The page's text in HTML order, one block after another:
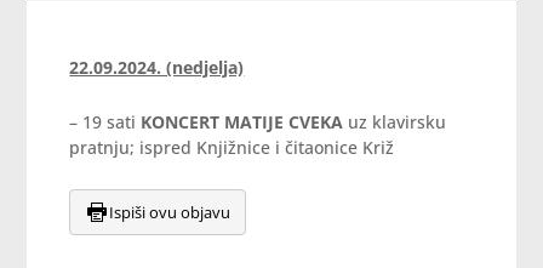
22.09.2024. (nedjelja)
– 19 sati KONCERT MATIJE CVEKA uz klavirsku
pratnju; ispred Knjižnice i čitaonice Križ
Ispiši ovu objavu